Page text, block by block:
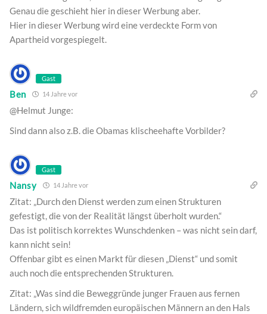
Genau die geschieht hier in dieser Werbung aber.
Hier in dieser Werbung wird eine verdeckte Form von
Apartheid vorgespiegelt.
Gast
Ben 14 Jahre vor
@Helmut Junge:
Sind dann also z.B. die Obamas klischeehafte Vorbilder?
Gast
Nansy 14 Jahre vor
Zitat: „Durch den Dienst werden zum einen Strukturen
gefestigt, die von der Realität längst überholt wurden.“
Das ist politisch korrektes Wunschdenken – was nicht sein darf,
kann nicht sein!
Offenbar gibt es einen Markt für diesen „Dienst“ und somit
auch noch die entsprechenden Strukturen.
Zitat: „Was sind die Beweggründe junger Frauen aus fernen
Ländern, sich wildfremden europäischen Männern an den Hals